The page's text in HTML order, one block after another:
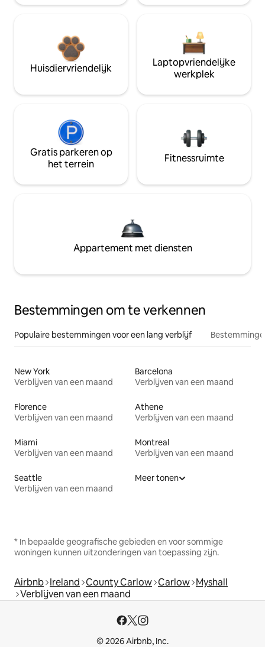
Huisdiervriendelijk
Laptopvriendelijke
werkplek
Gratis parkeren op
het terrein
Fitnessruimte
Appartement met diensten
Bestemmingen om te verkennen
Populaire bestemmingen voor een lang verblijf
New York
Verblijven van een maand
Barcelona
Verblijven van een maand
Florence
Verblijven van een maand
Athene
Verblijven van een maand
Miami
Verblijven van een maand
Montreal
Verblijven van een maand
Seattle
Verblijven van een maand
Meer tonen
* In bepaalde geografische gebieden en voor sommige
woningen kunnen uitzonderingen van toepassing zijn.
Airbnb Ireland County Carlow Carlow Myshall
Verblijven van een maand
© 2026 Airbnb, Inc.